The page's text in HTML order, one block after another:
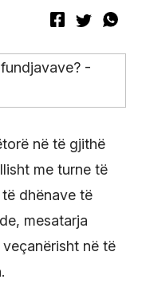
në të gjithë
me turne të
dhënave të
mesatarja
në të